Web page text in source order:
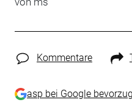
Kommentare
asp bei Google